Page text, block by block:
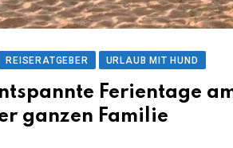
REISERATGEBER URLAUB MIT HUND
Ferientage
ganzen Familie